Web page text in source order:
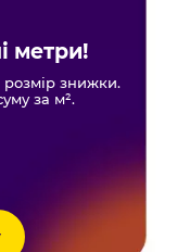
метри!
знижки.
за м².